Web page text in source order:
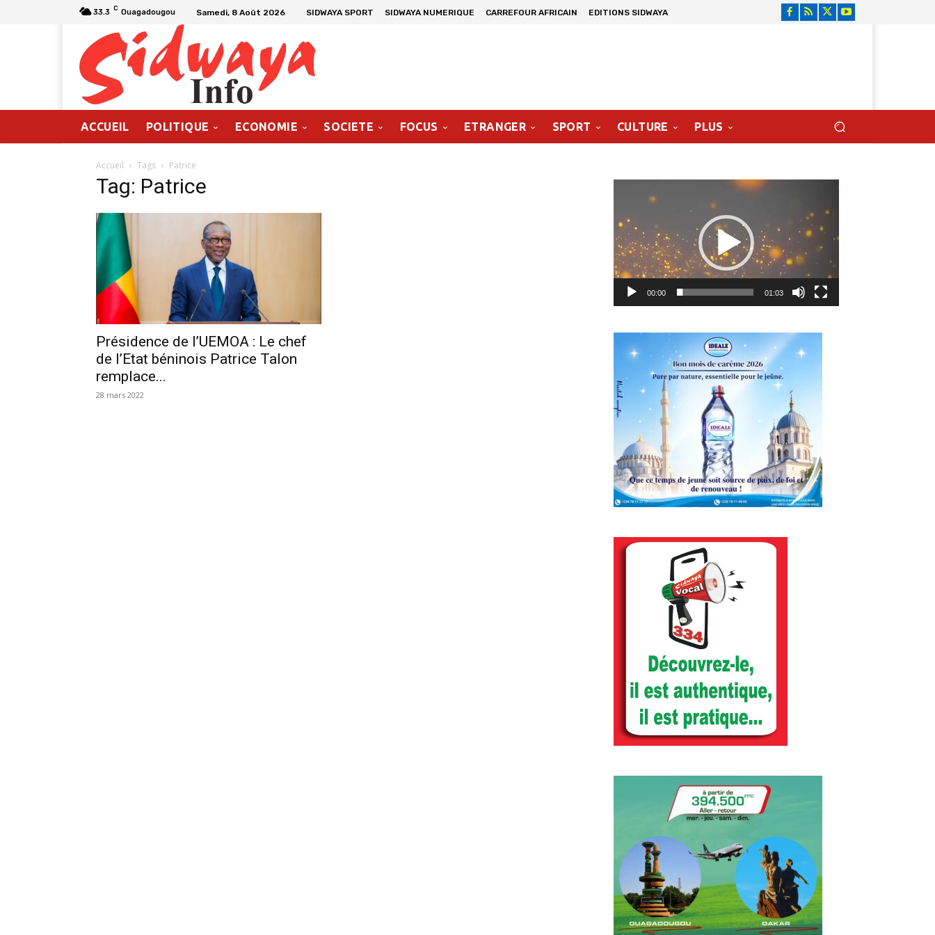
33.3 C Ouagadougou Samedi, 8 Août 2026 SIDWAYA SPORT SIDWAYA NUMERIQUE CARREFOUR AFRICAIN EDITIONS SIDWAYA
ACCUEIL POLITIQUE ECONOMIE SOCIETE FOCUS ETRANGER SPORT CULTURE PLUS
Accueil Tags Patrice
Tag: Patrice
Présidence de l’UEMOA : Le chef
de l’Etat béninois Patrice Talon
remplace...
28 mars 2022
00:00 01:03